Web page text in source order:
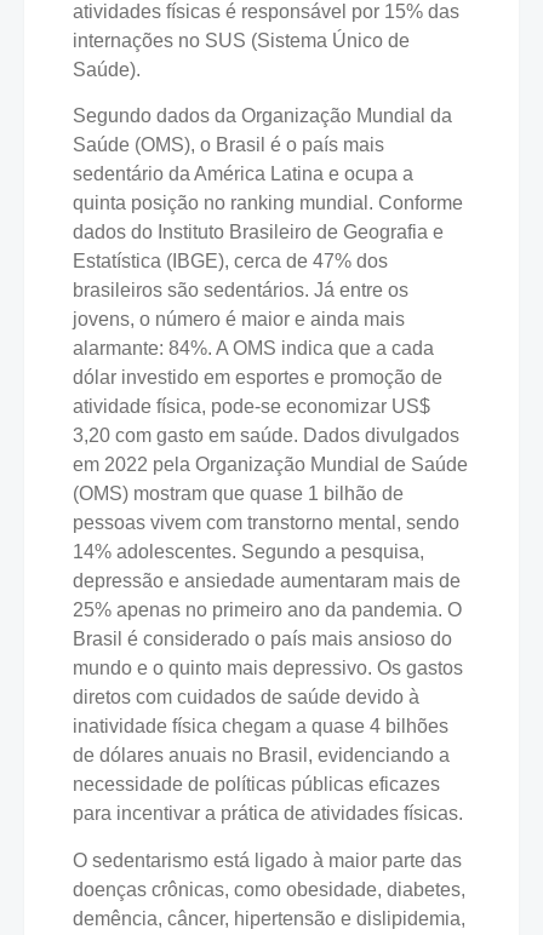
atividades físicas é responsável por 15% das
internações no SUS (Sistema Único de
Saúde).
Segundo dados da Organização Mundial da
Saúde (OMS), o Brasil é o país mais
sedentário da América Latina e ocupa a
quinta posição no ranking mundial. Conforme
dados do Instituto Brasileiro de Geografia e
Estatística (IBGE), cerca de 47% dos
brasileiros são sedentários. Já entre os
jovens, o número é maior e ainda mais
alarmante: 84%. A OMS indica que a cada
dólar investido em esportes e promoção de
atividade física, pode-se economizar US$
3,20 com gasto em saúde. Dados divulgados
em 2022 pela Organização Mundial de Saúde
(OMS) mostram que quase 1 bilhão de
pessoas vivem com transtorno mental, sendo
14% adolescentes. Segundo a pesquisa,
depressão e ansiedade aumentaram mais de
25% apenas no primeiro ano da pandemia. O
Brasil é considerado o país mais ansioso do
mundo e o quinto mais depressivo. Os gastos
diretos com cuidados de saúde devido à
inatividade física chegam a quase 4 bilhões
de dólares anuais no Brasil, evidenciando a
necessidade de políticas públicas eficazes
para incentivar a prática de atividades físicas.
O sedentarismo está ligado à maior parte das
doenças crônicas, como obesidade, diabetes,
demência, câncer, hipertensão e dislipidemia,